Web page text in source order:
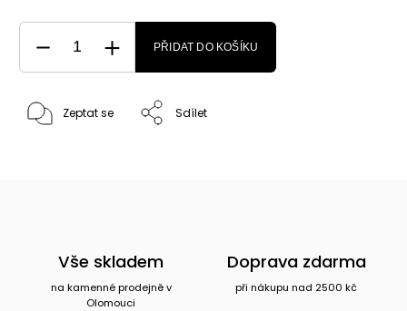
PŘIDAT DO KOŠÍKU
Zeptat se Sdílet
Vše skladem
na kamenné prodejně v
Olomouci
Doprava zdarma
při nákupu nad 2500 kč